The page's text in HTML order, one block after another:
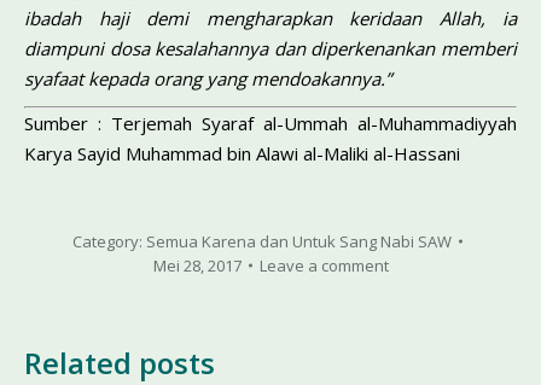
ibadah haji demi mengharapkan keridaan Allah, ia
diampuni dosa kesalahan­nya dan diperkenankan memberi
syafaat kepada orang yang men­doakannya.”
Sumber : Terjemah Syaraf al-Ummah al-Muhammadiyyah
Karya Sayid Muhammad bin Alawi al-Maliki al-Hassani
Category: Semua Karena dan Untuk Sang Nabi SAW
Mei 28, 2017
Leave a comment
Related posts